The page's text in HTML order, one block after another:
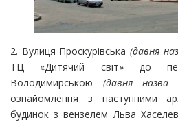
2. Вулиця Проскурівська (давня
ТЦ «Дитячий світ» до
Володимирською (давня назва
ознайомлення з наступними
будинок з вензелем Льва